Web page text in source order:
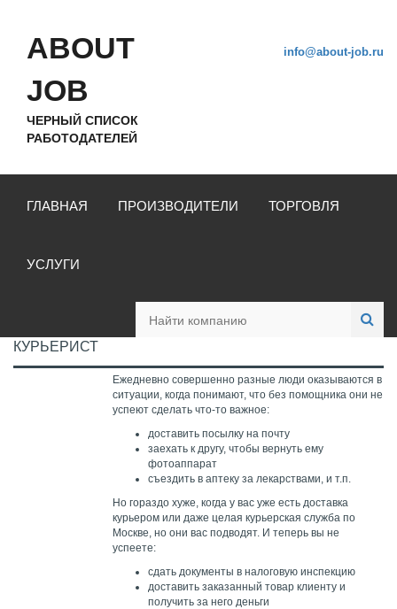
ABOUT
JOB
ЧЕРНЫЙ СПИСОК
РАБОТОДАТЕЛЕЙ
info@about-job.ru
ГЛАВНАЯ ПРОИЗВОДИТЕЛИ ТОРГОВЛЯ
УСЛУГИ
КУРЬЕРИСТ
Ежедневно совершенно разные люди оказываются в
ситуации, когда понимают, что без помощника они не
успеют сделать что-то важное:
доставить посылку на почту
заехать к другу, чтобы вернуть ему
фотоаппарат
съездить в аптеку за лекарствами, и т.п.
Но гораздо хуже, когда у вас уже есть доставка
курьером или даже целая курьерская служба по
Москве, но они вас подводят. И теперь вы не
успеете:
сдать документы в налоговую инспекцию
доставить заказанный товар клиенту и
получить за него деньги